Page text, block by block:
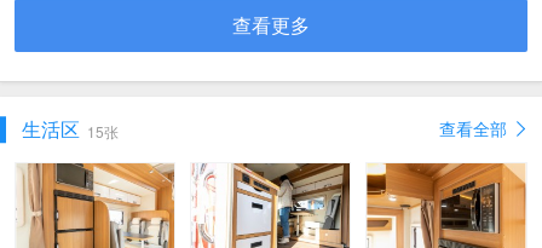
查看更多
生活区 15张 查看全部